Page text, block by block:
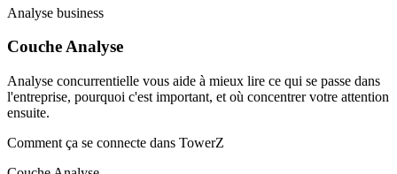
Analyse business
Couche Analyse
Analyse concurrentielle vous aide à mieux lire ce qui se passe dans
l'entreprise, pourquoi c'est important, et où concentrer votre attention
ensuite.
Comment ça se connecte dans TowerZ